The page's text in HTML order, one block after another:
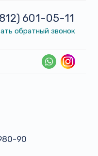
601-05-11
обратный звонок
90